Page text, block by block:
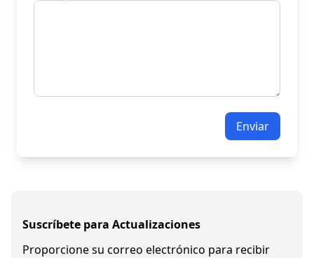
Enviar
Suscríbete para Actualizaciones
Proporcione su correo electrónico para recibir